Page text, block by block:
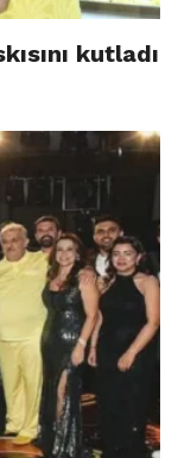
kutladı